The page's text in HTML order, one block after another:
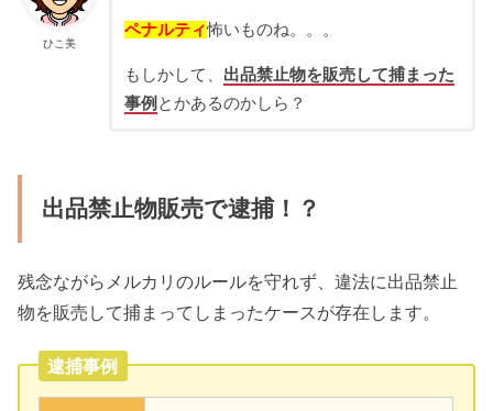
ひこ美
ペナルティ怖いものね。。。
もしかして、 出品禁止物を販売して捕まった
事例 とかあるのかしら？
出品禁止物販売で逮捕！？
残念ながらメルカリのルールを守れず、違法に出品禁止
物を販売して捕まってしまったケースが存在します。
逮捕事例